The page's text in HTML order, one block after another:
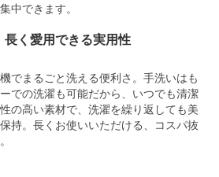
中できます。
く愛用できる実用性
でまるごと洗える便利さ。手洗いはも
での洗濯も可能だから、いつでも清潔
の高い素材で、洗濯を繰り返しても美
持。長くお使いいただける、コスパ抜